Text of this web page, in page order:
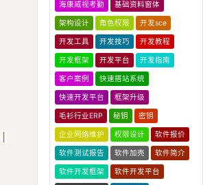
q_SSs
海康威视考勤 基础资料窗体
架构设计 角色权限 开发sce
开发工具 开发技巧 开发教程
开发框架 开发平台 开发指南
客户案例 快速搭站系统
快速开发平台 框架升级
毛衫行业ERP 秘钥 密钥
企业网络维护 权限设计 软件报价
软件测试报告 软件加壳 软件简介
软件开发框架 软件开发平台